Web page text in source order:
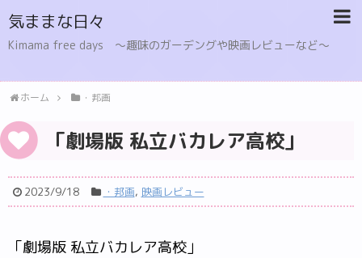
気ままな日々
Kimama free days 〜趣味のガーデングや映画レビューなど〜
ホーム ・邦画
「劇場版 私立バカレア高校」
2023/9/18 ・邦画, 映画レビュー
「劇場版 私立バカレア高校」